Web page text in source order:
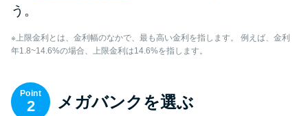
う。
※上限金利とは、金利幅のなかで、最も高い金利を指します。 例えば、金利
年1.8~14.6%の場合、上限金利は14.6%を指します。
Point
2 メガバンクを選ぶ